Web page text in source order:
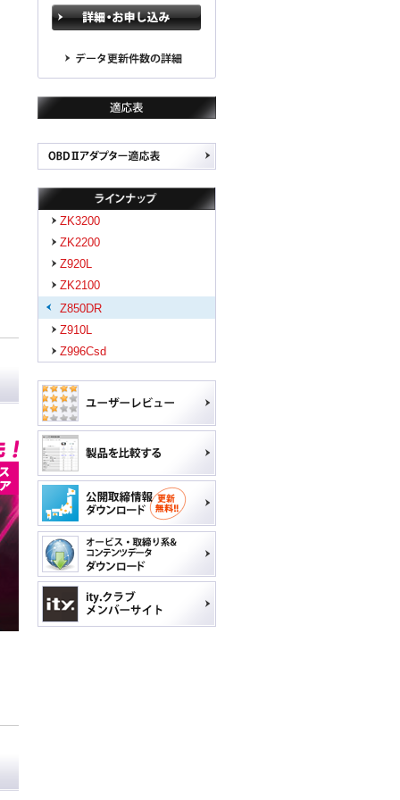
ZK3200
ZK2200
Z920L
ZK2100
Z850DR
Z910L
Z996Csd